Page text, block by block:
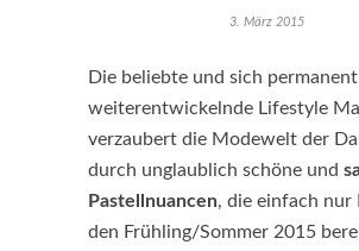
3. März 2015
Die beliebte und sich permanent
weiterentwickelnde Lifestyle
verzaubert die Modewelt der
durch unglaublich schöne und
Pastellnuancen, die einfach nur
den Frühling/Sommer 2015